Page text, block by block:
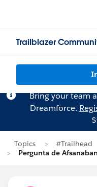
Trailblazer
Bring your team
Dreamforce.
Topics
#Trailhead
Pergunta de